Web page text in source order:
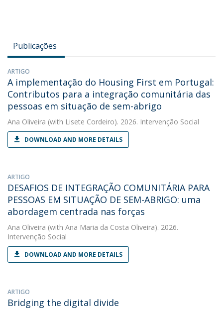
Publicações
ARTIGO
A implementação do Housing First em Portugal:
Contributos para a integração comunitária das
pessoas em situação de sem-abrigo
Ana Oliveira (with Lisete Cordeiro). 2026. Intervenção Social
DOWNLOAD AND MORE DETAILS
ARTIGO
DESAFIOS DE INTEGRAÇÃO COMUNITÁRIA PARA
PESSOAS EM SITUAÇÃO DE SEM-ABRIGO: uma
abordagem centrada nas forças
Ana Oliveira (with Ana Maria da Costa Oliveira). 2026.
Intervenção Social
DOWNLOAD AND MORE DETAILS
ARTIGO
Bridging the digital divide